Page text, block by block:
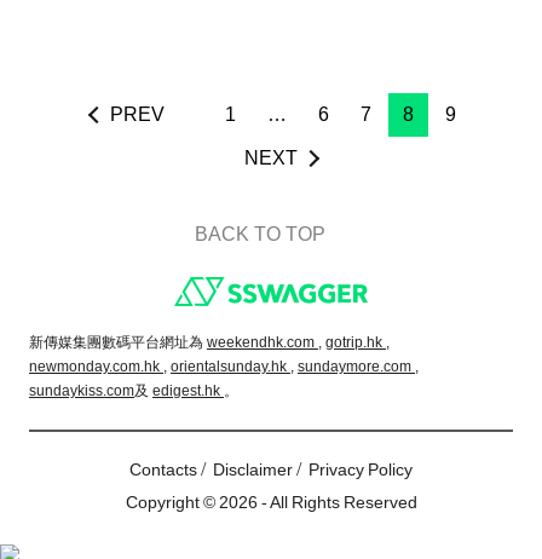
PREV 1 … 6 7 8 9
NEXT
BACK TO TOP
新傳媒集團數碼平台網址為 weekendhk.com , gotrip.hk ,
newmonday.com.hk , orientalsunday.hk , sundaymore.com ,
sundaykiss.com及 edigest.hk 。
Contacts/ Disclaimer/ Privacy Policy
Copyright © 2026 - All Rights Reserved